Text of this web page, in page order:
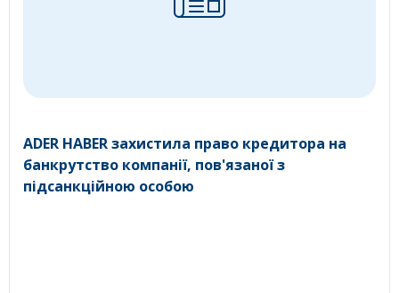
ADER HABER захистила право кредитора на
банкрутство компанії, пов'язаної з
підсанкційною особою